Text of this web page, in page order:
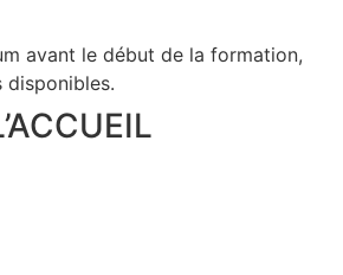
avant le début de la formation,
disponibles.